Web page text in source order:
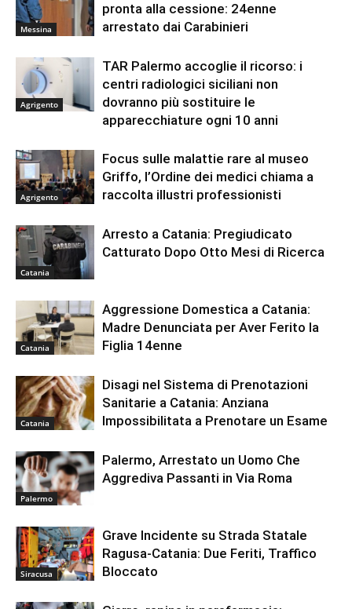
Messina
pronta alla cessione: 24enne
arrestato dai Carabinieri
Agrigento
TAR Palermo accoglie il ricorso: i
centri radiologici siciliani non
dovranno più sostituire le
apparecchiature ogni 10 anni
Agrigento
Focus sulle malattie rare al museo
Griffo, l’Ordine dei medici chiama a
raccolta illustri professionisti
Catania
Arresto a Catania: Pregiudicato
Catturato Dopo Otto Mesi di Ricerca
Catania
Aggressione Domestica a Catania:
Madre Denunciata per Aver Ferito la
Figlia 14enne
Catania
Disagi nel Sistema di Prenotazioni
Sanitarie a Catania: Anziana
Impossibilitata a Prenotare un Esame
Palermo
Palermo, Arrestato un Uomo Che
Aggrediva Passanti in Via Roma
Siracusa
Grave Incidente su Strada Statale
Ragusa-Catania: Due Feriti, Traffico
Bloccato